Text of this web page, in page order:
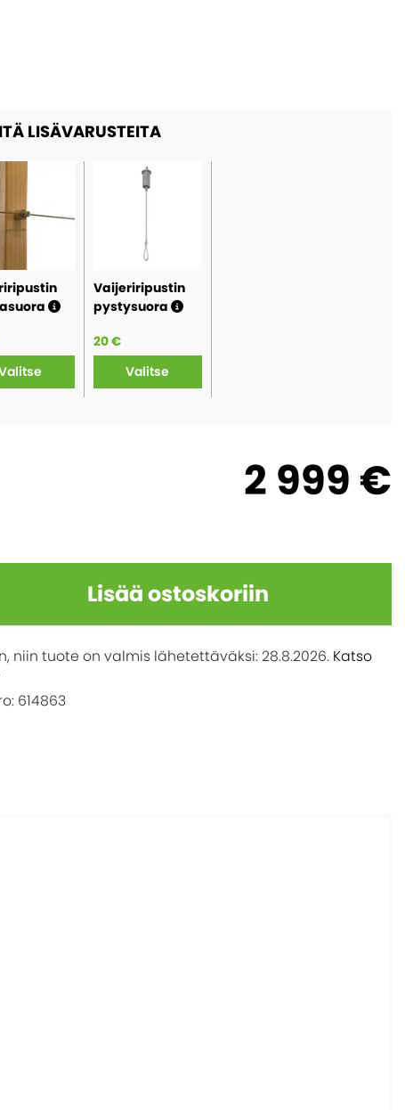
LISÄVARUSTEITA
Vaijeriripustin
pystysuora
20 €
Valitse
2 999 €
Lisää ostoskoriin
niin tuote on valmis lähetettäväksi:28.8.2026. Katso
614863